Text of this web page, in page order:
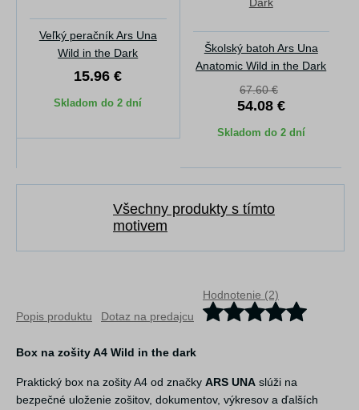
Veľký peračník Ars Una
Wild in the Dark
15.96 €
Skladom do 2 dní
Školský batoh Ars Una
Anatomic Wild in the Dark
67.60 €
54.08 €
Skladom do 2 dní
Všechny produkty s tímto
motivem
Popis produktu Dotaz na predajcu
Hodnotenie (2)
Box na zošity A4 Wild in the dark
Praktický box na zošity A4 od značky ARS UNA slúži na
bezpečné uloženie zošitov, dokumentov, výkresov a ďalších